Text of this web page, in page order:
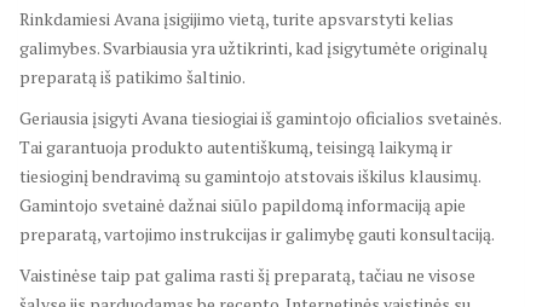
Rinkdamiesi Avana įsigijimo vietą, turite apsvarstyti kelias
galimybes. Svarbiausia yra užtikrinti, kad įsigytumėte originalų
preparatą iš patikimo šaltinio.
Geriausia įsigyti Avana tiesiogiai iš gamintojo oficialios svetainės.
Tai garantuoja produkto autentiškumą, teisingą laikymą ir
tiesioginį bendravimą su gamintojo atstovais iškilus klausimų.
Gamintojo svetainė dažnai siūlo papildomą informaciją apie
preparatą, vartojimo instrukcijas ir galimybę gauti konsultaciją.
Vaistinėse taip pat galima rasti šį preparatą, tačiau ne visose